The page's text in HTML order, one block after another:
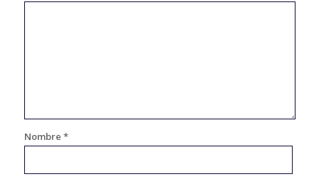
Nombre *